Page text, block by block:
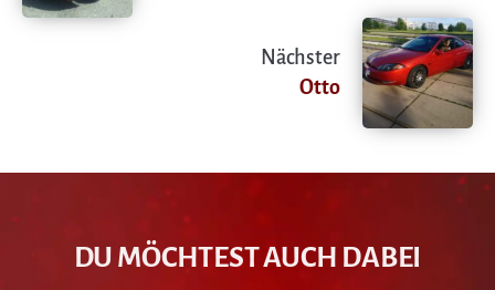
Nächster
Otto
DU MÖCHTEST AUCH DABEI